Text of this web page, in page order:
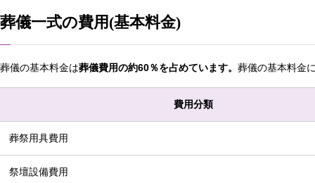
葬儀一式の費用(基本料金)
葬儀の基本料金は葬儀費用の約60％を占めています。 葬儀の基本料金
費用分類
葬祭用具費用
祭壇設備費用